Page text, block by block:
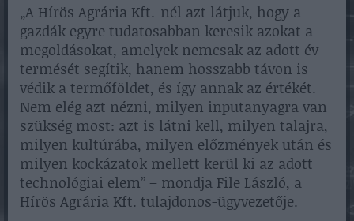
„A Hírös Agrária Kft.-nél azt látjuk, hogy a
gazdák egyre tudatosabban keresik azokat a
megoldásokat, amelyek nemcsak az adott év
termését segítik, hanem hosszabb távon is
védik a termőföldet, és így annak az értékét.
Nem elég azt nézni, milyen inputanyagra van
szükség most: azt is látni kell, milyen talajra,
milyen kultúrába, milyen előzmények után és
milyen kockázatok mellett kerül ki az adott
technológiai elem” – mondja File László, a
Hírös Agrária Kft. tulajdonos-ügyvezetője.